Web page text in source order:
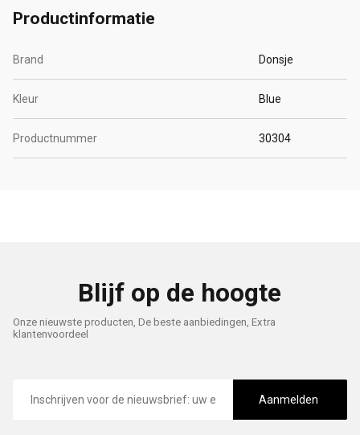
Productinformatie
Brand Donsje
Kleur Blue
Productnummer 30304
Blijf op de hoogte
Onze nieuwste producten, De beste aanbiedingen, Extra
klantenvoordeel
mailadres
Aanmelden